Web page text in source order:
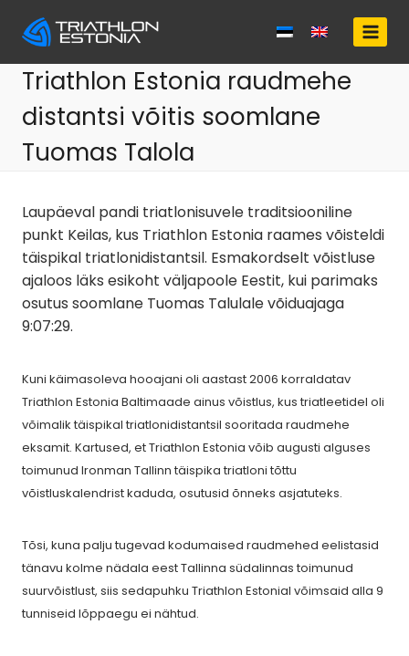
Triathlon Estonia raudmehe
distantsi võitis soomlane
Tuomas Talola
Laupäeval pandi triatlonisuvele traditsiooniline
punkt Keilas, kus Triathlon Estonia raames võisteldi
täispikal triatlonidistantsil. Esmakordselt võistluse
ajaloos läks esikoht väljapoole Eestit, kui parimaks
osutus soomlane Tuomas Talulale võiduajaga
9:07:29.
Kuni käimasoleva hooajani oli aastast 2006 korraldatav
Triathlon Estonia Baltimaade ainus võistlus, kus triatleetidel oli
võimalik täispikal triatlonidistantsil sooritada raudmehe
eksamit. Kartused, et Triathlon Estonia võib augusti alguses
toimunud Ironman Tallinn täispika triatloni tõttu
võistluskalendrist kaduda, osutusid õnneks asjatuteks.
Tõsi, kuna palju tugevad kodumaised raudmehed eelistasid
tänavu kolme nädala eest Tallinna südalinnas toimunud
suurvõistlust, siis sedapuhku Triathlon Estonial võimsaid alla 9
tunniseid lõppaegu ei nähtud.